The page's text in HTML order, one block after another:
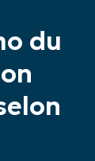
du